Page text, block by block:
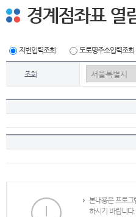
경계점좌표 열
지번입력조회 도로명주소입력조회
조회
본내용은 프로그
하시기 바랍니다.